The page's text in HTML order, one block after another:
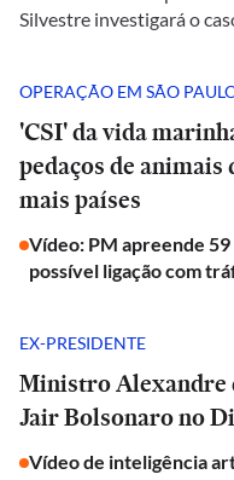
Silvestre investigará o
OPERAÇÃO EM SÃO
'CSI' da vida
pedaços de
mais países
Vídeo: PM apreende
possível ligação com
EX-PRESIDENTE
Ministro Alexandre
Jair Bolsonaro no
Vídeo de inteligência